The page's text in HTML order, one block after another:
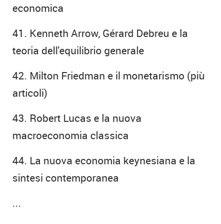
economica
41. Kenneth Arrow, Gérard Debreu e la
teoria dell'equilibrio generale
42. Milton Friedman e il monetarismo (più
articoli)
43. Robert Lucas e la nuova
macroeconomia classica
44. La nuova economia keynesiana e la
sintesi contemporanea
...